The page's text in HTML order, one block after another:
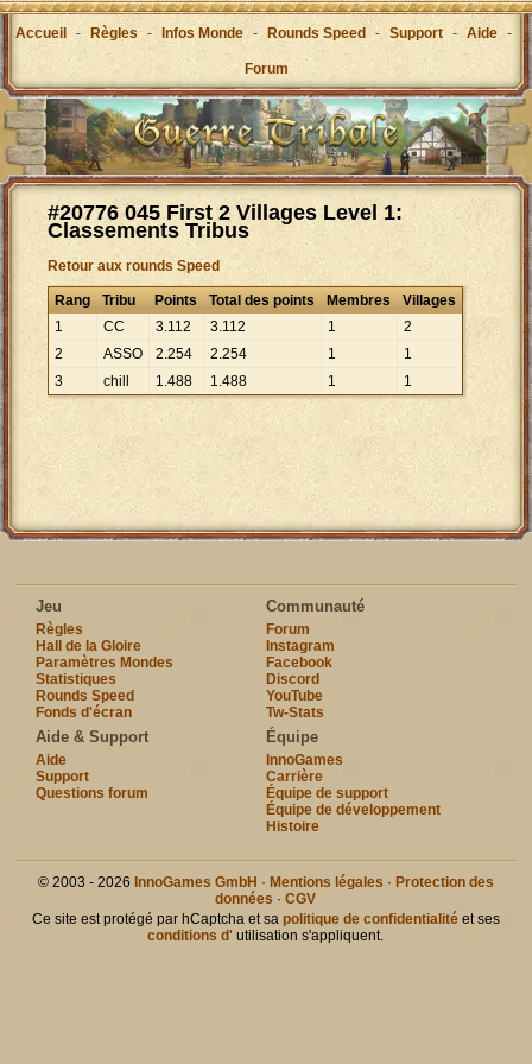
Accueil - Règles - Infos Monde - Rounds Speed - Support - Aide -
Forum
#20776 045 First 2 Villages Level 1:
Classements Tribus
Retour aux rounds Speed
Rang Tribu Points Total des points Membres
Villages
1
CC 3.112 3.112 1
2
2
ASSO 2.254 2.254 1
1
3
chill 1.488 1.488 1 1
Jeu
Règles
Hall de la Gloire
Paramètres Mondes
Statistiques
Rounds Speed
Fonds d'écran
Communauté
Forum
Instagram
Facebook
Discord
YouTube
Tw-Stats
Aide & Support
Aide
Support
Questions forum
Équipe
InnoGames
Carrière
Équipe de support
Équipe de développement
Histoire
© 2003 - 2026 InnoGames GmbH · Mentions légales · Protection des
données ·CGV
Ce site est protégé par hCaptcha et sa politique de confidentialitéet ses
conditions d' utilisation s'appliquent.